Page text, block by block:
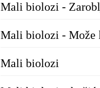
Mali biolozi -
Mali biolozi - Može
Mali biolozi